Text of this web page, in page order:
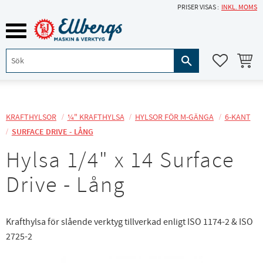
Meny
PRISER VISAS INKL. MOMS
KRAFTHYLSOR ¼" KRAFTHYLSA HYLSOR FÖR M-GÄNGA
6-KANT
SURFACE DRIVE - LÅNG
Hylsa 1/4" x 14 Surface
Drive - Lång
Krafthylsa för slående verktyg tillverkad enligt ISO 1174-2 & ISO
2725-2